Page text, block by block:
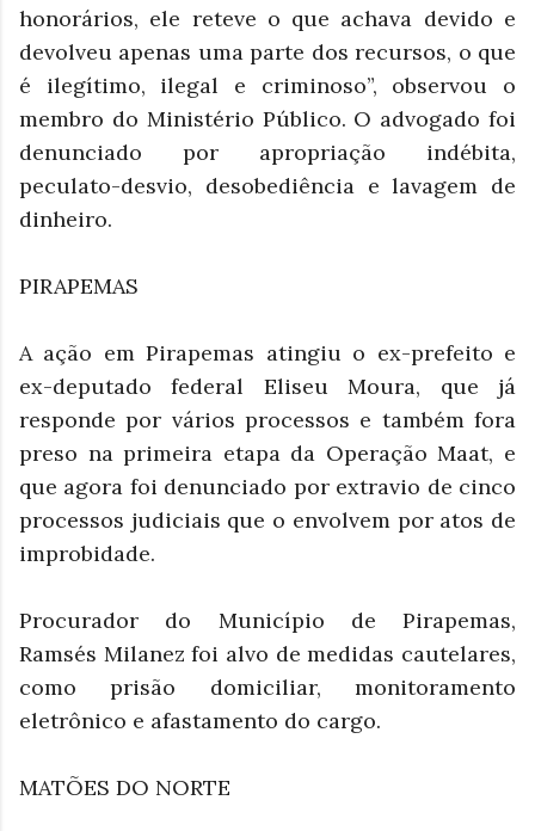
honorários, ele reteve o que achava devido e
devolveu apenas uma parte dos recursos, o que
é ilegítimo, ilegal e criminoso”, observou o
membro do Ministério Público. O advogado foi
denunciado por apropriação indébita,
peculato-desvio, desobediência e lavagem de
dinheiro.
PIRAPEMAS
A ação em Pirapemas atingiu o ex-prefeito e
ex-deputado federal Eliseu Moura, que já
responde por vários processos e também fora
preso na primeira etapa da Operação Maat, e
que agora foi denunciado por extravio de cinco
processos judiciais que o envolvem por atos de
improbidade.
Procurador do Município de Pirapemas,
Ramsés Milanez foi alvo de medidas cautelares,
como prisão domiciliar, monitoramento
eletrônico e afastamento do cargo.
MATÕES DO NORTE